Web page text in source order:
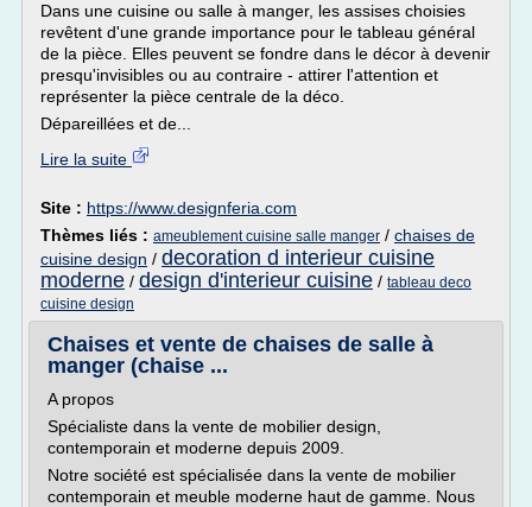
Dans une cuisine ou salle à manger, les assises choisies
revêtent d'une grande importance pour le tableau général
de la pièce. Elles peuvent se fondre dans le décor à devenir
presqu'invisibles ou au contraire - attirer l'attention et
représenter la pièce centrale de la déco.
Dépareillées et de...
Lire la suite
Site : https://www.designferia.com
Thèmes liés : ameublement cuisine salle manger / chaises de
cuisine design / decoration d interieur cuisine
moderne / design d'interieur cuisine / tableau deco
cuisine design
Chaises et vente de chaises de salle à
manger (chaise ...
A propos
Spécialiste dans la vente de mobilier design,
contemporain et moderne depuis 2009.
Notre société est spécialisée dans la vente de mobilier
contemporain et meuble moderne haut de gamme. Nous